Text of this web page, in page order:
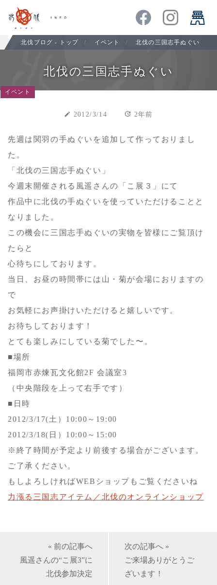
北伐ブログ - トップ イベント 北伐の三国志手ぬぐい
北伐の三国志手ぬぐい
イベント
create 2012/3/14 update 2年前
先週は関羽の手ぬぐいを追加して作っておりまし
た。
「北伐の三国志手ぬぐい」
今週末開催される風遥さんの「こ展３」にて
作品中に北伐の手ぬぐいを使っていただけることと
なりました。
この機会に三国志手ぬぐいの実物を皆様にご覧頂け
たらと
心待ちにしております。
当日、お昼の時間帯には山・菊が会場におりますの
で
お気軽にお声掛けいただけると嬉しいです。
お待ちしております！
とても楽しみにしている菊でした〜。
■場所
福岡市赤煉瓦文化館2F 会議室3
（中央階段を上って右手です）
■日時
2012/3/17(土）10:00～19:00
2012/3/18(日）10:00～15:00
※終了時間が予定より前後する場合がございます。
ご了承ください。
もしよろしければWEBショップもご覧くださいね
力漲る三国志アイテム／北伐のオンラインショップ
« 前の記事へ
風遥さんの“こ展3”に
北伐参加決定
次の記事へ »
ご来場ありがとうご
ざいます！